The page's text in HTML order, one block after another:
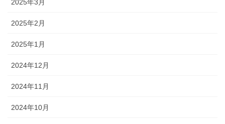
2025年3月
2025年2月
2025年1月
2024年12月
2024年11月
2024年10月